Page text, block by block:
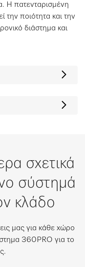
Η πατενταρισμένη
την ποιότητα και την
διάστημα και
σχετικά
σύστημά
κλάδο
μας για κάθε χώρο
360PRO για το